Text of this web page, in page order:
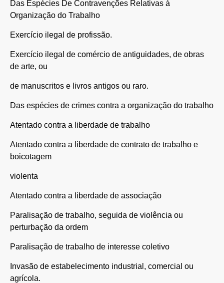
Das Espécies De Contravenções Relativas à
Organização do Trabalho
Exercício ilegal de profissão.
Exercício ilegal de comércio de antiguidades, de obras
de arte, ou
de manuscritos e livros antigos ou raro.
Das espécies de crimes contra a organização do trabalho
Atentado contra a liberdade de trabalho
Atentado contra a liberdade de contrato de trabalho e
boicotagem
violenta
Atentado contra a liberdade de associação
Paralisação de trabalho, seguida de violência ou
perturbação da ordem
Paralisação de trabalho de interesse coletivo
Invasão de estabelecimento industrial, comercial ou
agrícola.